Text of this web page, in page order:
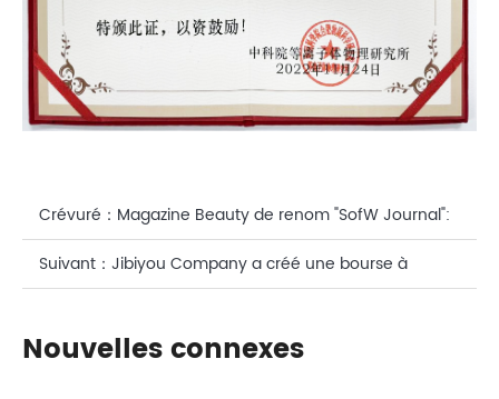
Crévuré： Magazine Beauty de renom "SofW Journal":
OMICS Technology & N-acétylneuraminic Acid -
Suivant： Jibiyou Company a créé une bourse à
sciences chinoises
Nouvelles connexes